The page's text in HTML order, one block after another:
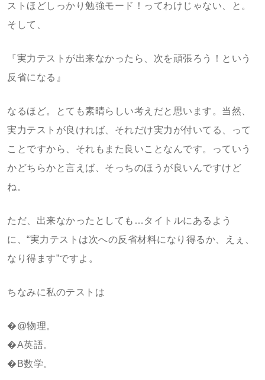
ストほどしっかり勉強モード！ってわけじゃない、と。
そして、
『実力テストが出来なかったら、次を頑張ろう！という
反省になる』
なるほど。とても素晴らしい考えだと思います。当然、
実力テストが良ければ、それだけ実力が付いてる、って
ことですから、それもまた良いことなんです。っていう
かどちらかと言えば、そっちのほうが良いんですけど
ね。
ただ、出来なかったとしても…タイトルにあるよう
に、“実力テストは次への反省材料になり得るか、えぇ、
なり得ます”ですよ。
ちなみに私のテストは
�@物理。
�A英語。
�B数学。